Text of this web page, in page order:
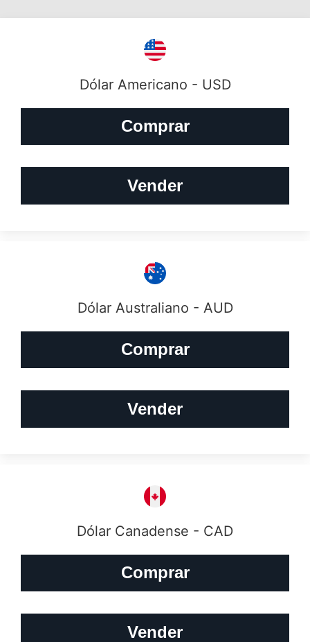
Dólar Americano - USD
Comprar
Vender
Dólar Australiano - AUD
Comprar
Vender
Dólar Canadense - CAD
Comprar
Vender